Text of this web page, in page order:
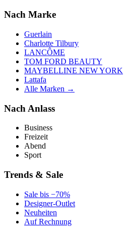
Nach Marke
Guerlain
Charlotte Tilbury
LANCÔME
TOM FORD BEAUTY
MAYBELLINE NEW YORK
Lattafa
Alle Marken →
Nach Anlass
Business
Freizeit
Abend
Sport
Trends & Sale
Sale bis −70%
Designer-Outlet
Neuheiten
Auf Rechnung